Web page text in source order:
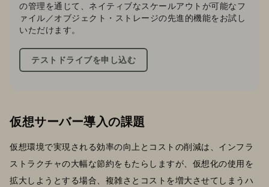
の管理を通じて、ネイティブなスケールアウトが可能なフ
ァイル／オブジェクト・ストレージの先進的機能をお試し
いただけます。
テストドライブを申し込む
仮想サーバー導入の課題
仮想環境で実現される効率の向上とコストの削減は、インフラ
ストラクチャの大幅な節約をもたらしますが、仮想化の使用を
拡大しようとする場合、複雑さとコストを増大させてしまうハ